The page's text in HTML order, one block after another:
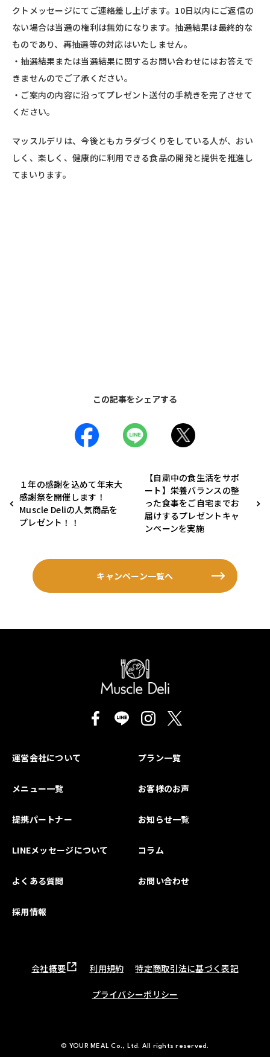
クトメッセージにてご連絡差し上げます。10日以内にご返信の
ない場合は当選の権利は無効になります。抽選結果は最終的な
ものであり、再抽選等の対応はいたしません。
・抽選結果または当選結果に関するお問い合わせにはお答えで
きませんのでご了承ください。
・ご案内の内容に沿ってプレゼント送付の手続きを完了させて
ください。
マッスルデリは、今後ともカラダづくりをしている人が、おい
しく、楽しく、健康的に利用できる食品の開発と提供を推進し
てまいります。
この記事をシェアする
１年の感謝を込めて年末大
感謝祭を開催します！
Muscle Deliの人気商品を
プレゼント！！
【自粛中の食生活をサポ
ート】栄養バランスの整
った食事をご自宅までお
届けするプレゼントキャ
ンペーンを実施
キャンペーン一覧へ
運営会社について プラン一覧
メニュー一覧 お客様のお声
提携パートナー お知らせ一覧
LINEメッセージについて コラム
よくある質問 お問い合わせ
採用情報
会社概要 利用規約 特定商取引法に基づく表記
プライバシーポリシー
© YOUR MEAL Co., Ltd. All rights reserved.